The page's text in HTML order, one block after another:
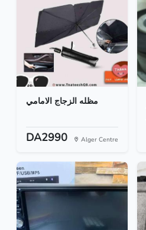
مظله الزجاج الامامي
DA2990 Alger Centre